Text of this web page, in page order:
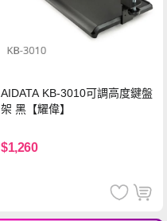
AIDATA KB-3010可調高度鍵盤
架 黑【耀偉】
$1,260